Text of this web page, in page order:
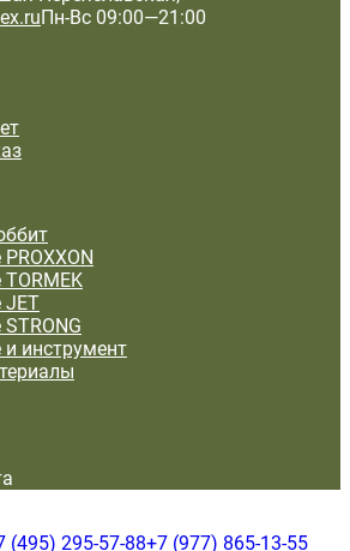
Пн-Вс 09:00—21:00
JET
инструмент
(495) 295-57-88+7 (977) 865-13-55